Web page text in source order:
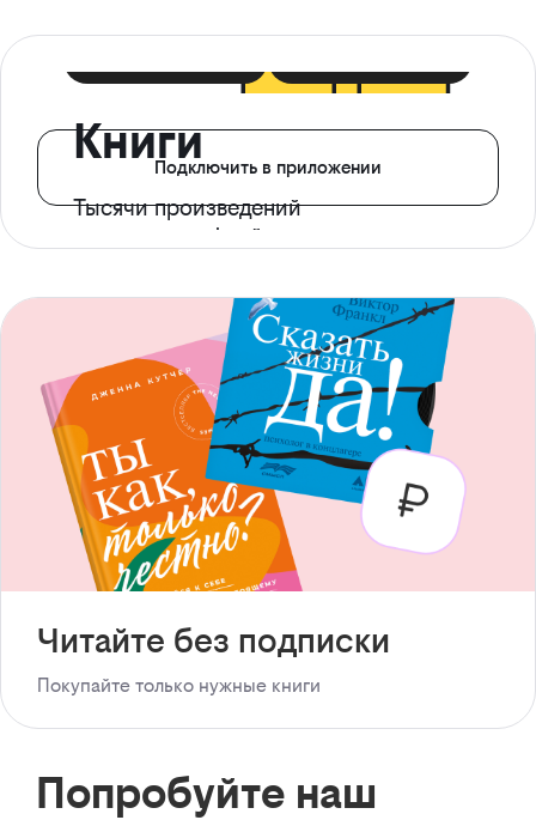
Книги
Тысячи произведений
с доступом офлайн
Подключить в приложении
Читайте без подписки
Покупайте только нужные книги
Попробуйте наш